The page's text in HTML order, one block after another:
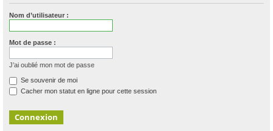
Nom d’utilisateur :
Mot de passe :
J’ai oublié mon mot de passe
Se souvenir de moi
Cacher mon statut en ligne pour cette session